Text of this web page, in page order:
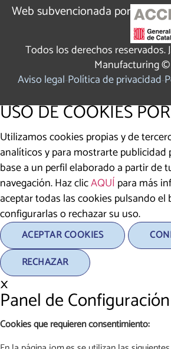
Web subvencionada por
Todos los derechos reservados.
Manufacturing ©
Aviso legalPolítica de privacidad
USO DE COOKIES
Utilizamos cookies propias y de
analíticos y para mostrarte publicidad
base a un perfil elaborado a partir de
navegación. Haz clicAQUÍ para más
aceptar todas las cookies pulsando el
configurarlas o rechazar su uso.
ACEPTAR COOKIES
RECHAZAR
×
Panel de
Cookies que requieren consentimiento: